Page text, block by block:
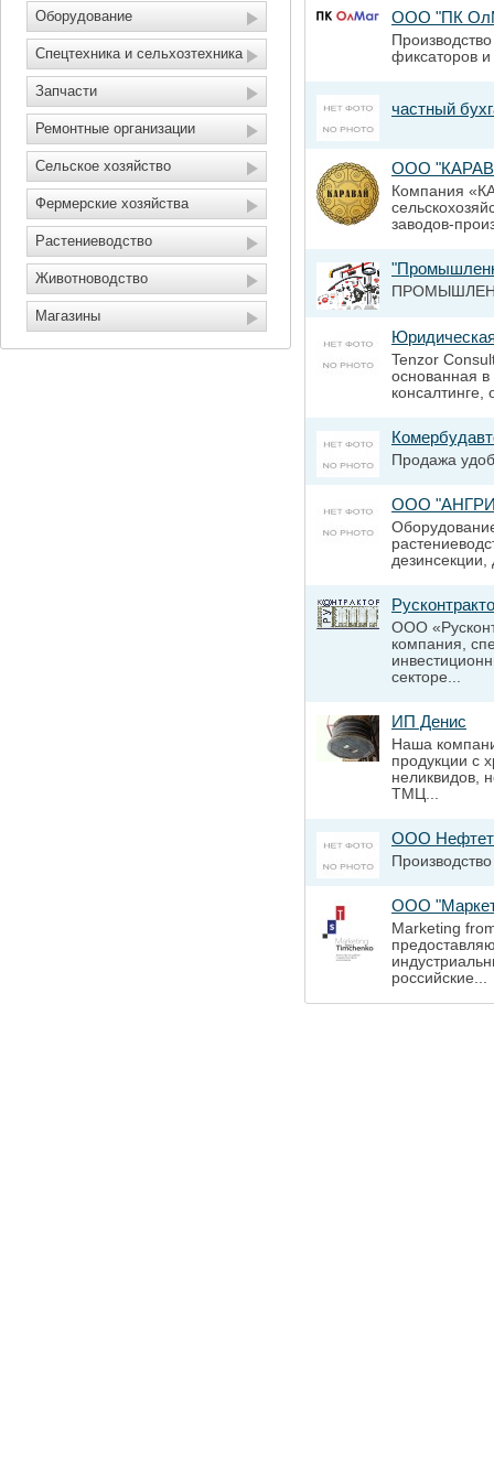
Оборудование
Спецтехника и сельхозтехника
Запчасти
Ремонтные организации
Сельское хозяйство
Фермерские хозяйства
Растениеводство
Животноводство
Магазины
ООО "ПК
фиксаторов
частный
ООО
Компания
заводов-
Tenzor
основанная в
консалтинге,
Продажа
ООО
ООО
компания,
секторе...
ИП Денис
Наша
продукции с
неликвидов,
ТМЦ...
ООО
ООО
Marketing
российские...